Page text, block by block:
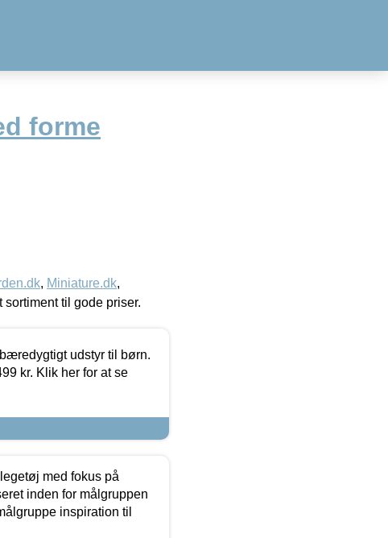
forme
, Miniature.dk,
sortiment til gode priser.
udstyr til børn.
kr. Klik her for at se
med fokus på
inden for målgruppen
inspiration til